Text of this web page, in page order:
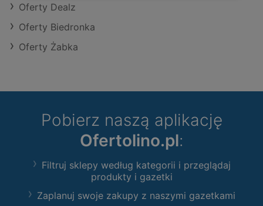
Oferty Dealz
Oferty Biedronka
Oferty Żabka
Pobierz naszą aplikację
Ofertolino.pl:
Filtruj sklepy według kategorii i przeglądaj
produkty i gazetki
Zaplanuj swoje zakupy z naszymi gazetkami